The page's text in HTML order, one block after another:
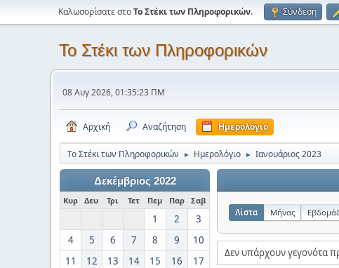
Καλωσορίσατε στοΤο Στέκι των Πληροφορικών. Σύνδεση
Το Στέκι των Πληροφορικών
08 Αυγ 2026, 01:35:23 ΠΜ
Αρχική Αναζήτηση Ημερολόγιο
Το Στέκι των Πληροφορικών ► Ημερολόγιο ► Ιανουάριος 2023
Δεκέμβριος 2022
Κυρ Δευ Τρι Τετ Πεμ Παρ Σαβ
1 2
3
4
5 6 7 8 9
10
11
12 13 14 15 16
17
Λίστα Μήνας
Δεν υπάρχουν γεγονότα